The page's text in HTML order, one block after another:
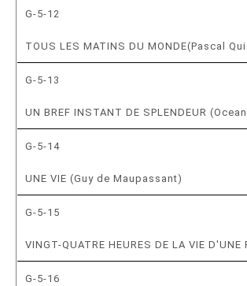
G-5-12
TOUS LES MATINS DU MONDE(Pascal
G-5-13
UN BREF INSTANT DE SPLENDEUR
G-5-14
UNE VIE (Guy de Maupassant)
G-5-15
VINGT-QUATRE HEURES DE LA VIE
G-5-16